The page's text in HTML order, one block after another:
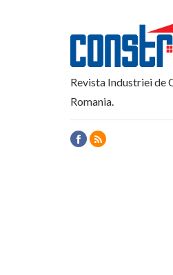
Revista Industriei de
Romania.